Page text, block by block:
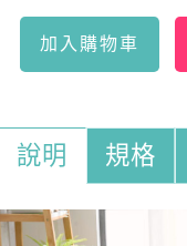
加入購物車
說明 規格